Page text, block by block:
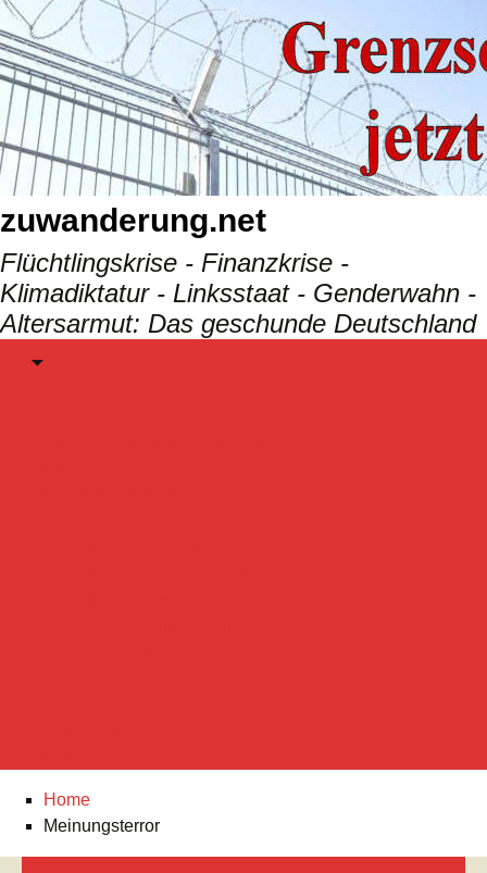
Skip
to
content
zuwanderung.net
Flüchtlingskrise - Finanzkrise -
Klimadiktatur - Linksstaat - Genderwahn -
Altersarmut: Das geschunde Deutschland
Menu
Home
Meinungsterror